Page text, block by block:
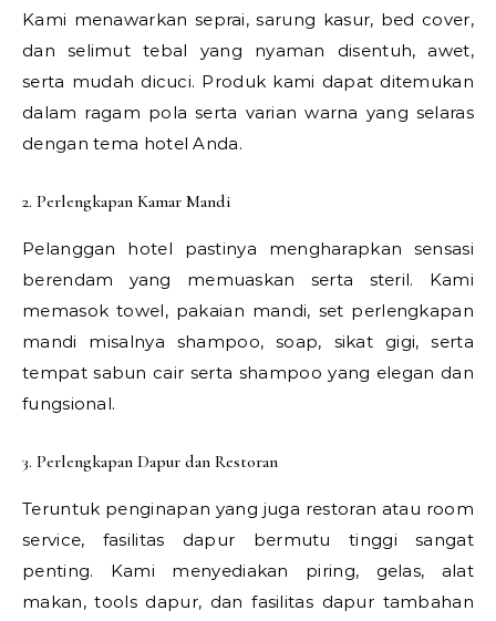
Kami menawarkan seprai, sarung kasur, bed cover,
dan selimut tebal yang nyaman disentuh, awet,
serta mudah dicuci. Produk kami dapat ditemukan
dalam ragam pola serta varian warna yang selaras
dengan tema hotel Anda.
2. Perlengkapan Kamar Mandi
Pelanggan hotel pastinya mengharapkan sensasi
berendam yang memuaskan serta steril. Kami
memasok towel, pakaian mandi, set perlengkapan
mandi misalnya shampoo, soap, sikat gigi, serta
tempat sabun cair serta shampoo yang elegan dan
fungsional.
3. Perlengkapan Dapur dan Restoran
Teruntuk penginapan yang juga restoran atau room
service, fasilitas dapur bermutu tinggi sangat
penting. Kami menyediakan piring, gelas, alat
makan, tools dapur, dan fasilitas dapur tambahan